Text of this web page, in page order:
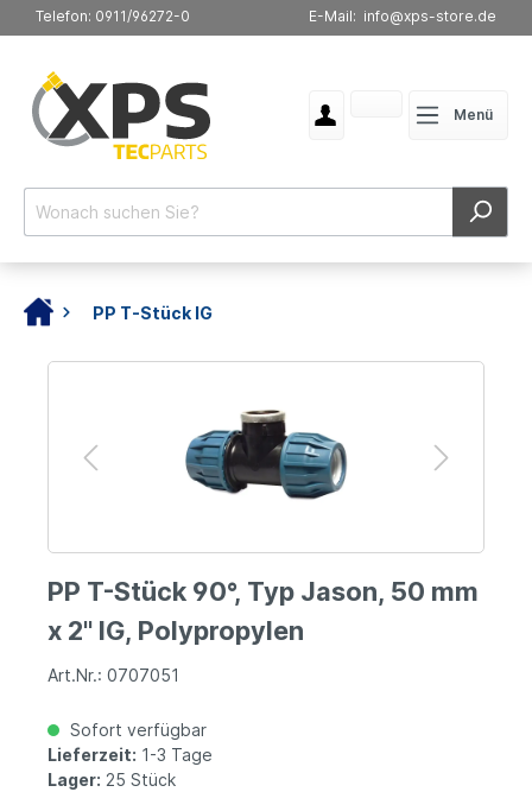
Telefon: 0911/96272-0 E-Mail: info@xps-store.de
Menü
PP T-Stück IG
PP T-Stück 90°, Typ Jason, 50 mm
x 2" IG, Polypropylen
Art.Nr.: 0707051
Sofort verfügbar
Lieferzeit: 1-3 Tage
Lager: 25 Stück